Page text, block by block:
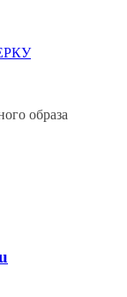
образа